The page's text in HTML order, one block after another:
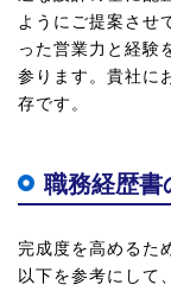
ようにご提案させ
った営業力と経験
参ります。貴社に
存です。
職務経歴書
完成度を高めるた
以下を参考にして